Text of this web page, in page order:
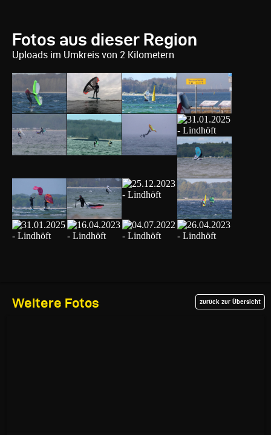
Fotos aus dieser Region
Uploads im Umkreis von 2 Kilometern
Weitere Fotos zurück zur Übersicht